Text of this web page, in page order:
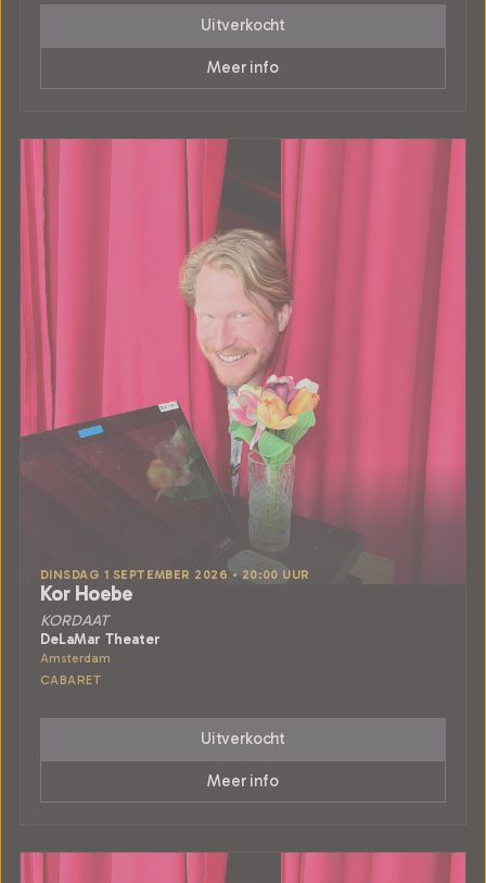
Uitverkocht
Meer info
DINSDAG 1 SEPTEMBER 2026 • 20:00 UUR
Kor Hoebe
KORDAAT
DeLaMar Theater
Amsterdam
CABARET
Uitverkocht
Meer info